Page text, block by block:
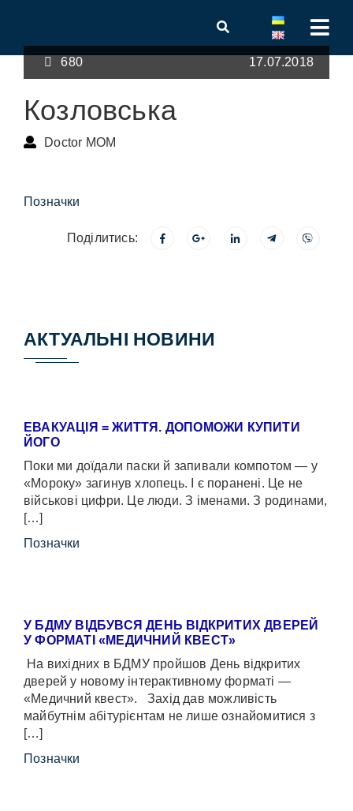
680 17.07.2018
Козловська
Doctor MOM
Позначки
Поділитись:
АКТУАЛЬНІ НОВИНИ
ЕВАКУАЦІЯ = ЖИТТЯ. ДОПОМОЖИ КУПИТИ
ЙОГО
Поки ми доїдали паски й запивали компотом — у
«Мороку» загинув хлопець. І є поранені. Це не
військові цифри. Це люди. З іменами. З родинами,
[…]
Позначки
У БДМУ ВІДБУВСЯ ДЕНЬ ВІДКРИТИХ ДВЕРЕЙ
У ФОРМАТІ «МЕДИЧНИЙ КВЕСТ»
На вихідних в БДМУ пройшов День відкритих
дверей у новому інтерактивному форматі —
«Медичний квест». Захід дав можливість
майбутнім абітурієнтам не лише ознайомитися з
[…]
Позначки